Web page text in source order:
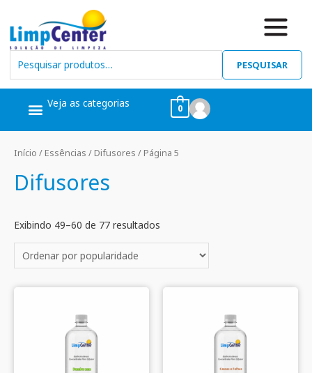
PESQUISAR
Veja as categorias 0
Início / Essências / Difusores / Página 5
Difusores
Exibindo 49–60 de 77 resultados